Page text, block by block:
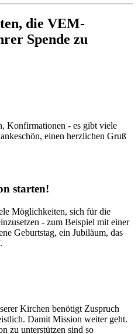
die VEM-
Spende zu
Konfirmationen - es gibt viele
einen herzlichen Gruß
starten!
Möglichkeiten, sich für die
- zum Beispiel mit einer
Geburtstag, ein Jubiläum, das
Kirchen benötigt Zuspruch
Damit Mission weiter geht.
zu unterstützen sind so